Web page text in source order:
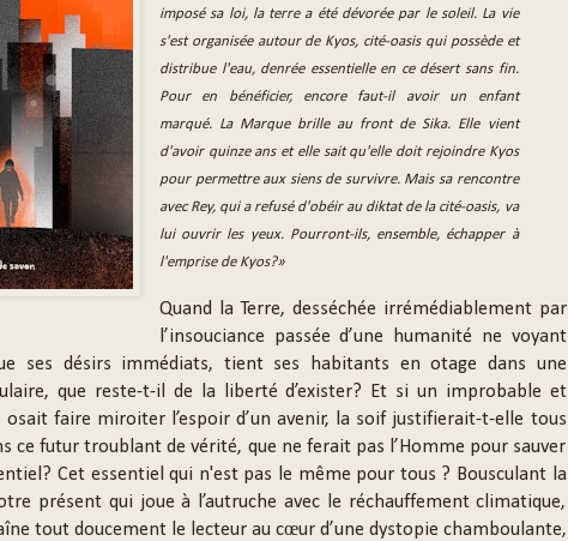
imposé sa loi, la terre a été dévorée par le soleil. La vie
s'est organisée autour de Kyos, cité-oasis qui possède et
distribue l'eau, denrée essentielle en ce désert sans fin.
Pour en bénéficier, encore faut-il avoir un enfant
marqué. La Marque brille au front de Sika. Elle vient
d'avoir quinze ans et elle sait qu'elle doit rejoindre Kyos
pour permettre aux siens de survivre. Mais sa rencontre
avec Rey, qui a refusé d'obéir au diktat de la cité-oasis, va
lui ouvrir les yeux. Pourront-ils, ensemble, échapper à
l'emprise de Kyos?»
Quand la Terre, desséchée irrémédiablement par
l’insouciance passée d’une humanité ne voyant
ses désirs immédiats, tient ses habitants en otage dans une
que reste-t-il de la liberté d’exister? Et si un improbable et
osait faire miroiter l’espoir d’un avenir, la soif justifierait-t-elle tous
ce futur troublant de vérité, que ne ferait pas l’Homme pour sauver
Cet essentiel qui n'est pas le même pour tous ? Bousculant la
présent qui joue à l’autruche avec le réchauffement climatique,
tout doucement le lecteur au cœur d’une dystopie chamboulante,